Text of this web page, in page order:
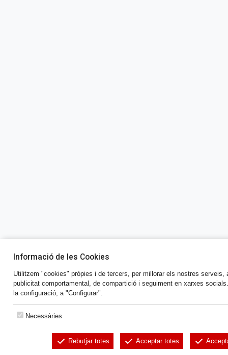
Informació de les Cookies
Utilitzem "cookies" pròpies i de tercers, per millorar els nostres
publicitat comportamental, de compartició i seguiment en xarxes
la configuració, a "Configurar".
Necessàries
Rebutjar totes Acceptar totes